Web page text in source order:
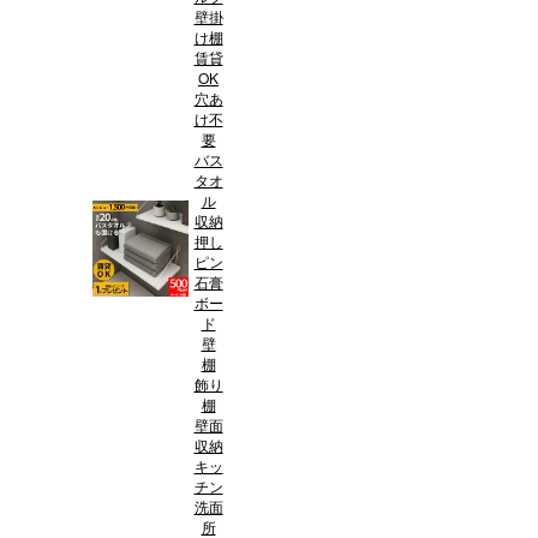
壁掛
け棚
賃貸
OK
穴あ
け不
要
バス
タオ
ル
収納
押し
ピン
石膏
ボー
ド
壁
棚
飾り
棚
壁面
収納
キッ
チン
洗面
所